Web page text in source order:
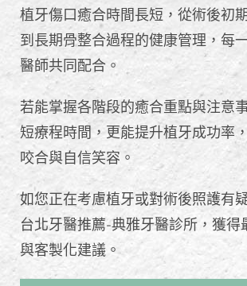
植牙傷口癒合時間長短，從術後初
到長期骨整合過程的健康管理，每
醫師共同配合。
若能掌握各階段的癒合重點與注意
短療程時間，更能提升植牙成功率
咬合與自信笑容。
如您正在考慮植牙或對術後照護有
台北牙醫推薦-典雅牙醫診所，獲得
與客製化建議。